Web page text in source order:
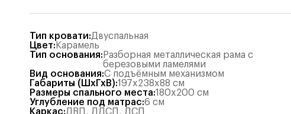
Тип кровати:Двуспальная
Цвет: Карамель
Тип основания: Разборная металлическая рама с
березовыми ламелями
Вид основания:С подъёмным механизмом
Габариты (ШхГхВ):197x238x88 см
Размеры спального места:180x200 см
Углубление под матрас:6 см
Каркас:ДВП , ЛДСП , ДСП